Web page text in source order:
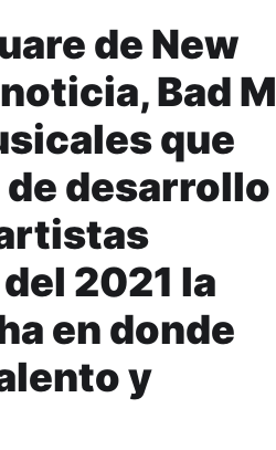
de New
Bad
que
desarrollo
2021 la
en donde
y